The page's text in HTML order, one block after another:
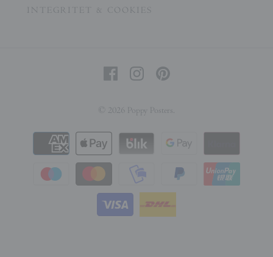
INTEGRITET & COOKIES
© 2026 Poppy Posters .